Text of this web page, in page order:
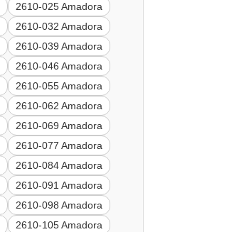
2610-025 Amadora
2610-032 Amadora
2610-039 Amadora
2610-046 Amadora
2610-055 Amadora
2610-062 Amadora
2610-069 Amadora
2610-077 Amadora
2610-084 Amadora
2610-091 Amadora
2610-098 Amadora
2610-105 Amadora